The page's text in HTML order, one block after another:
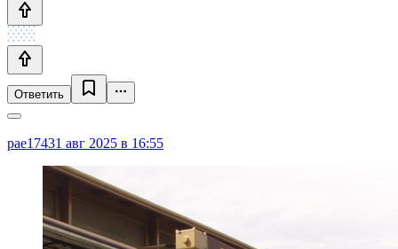
Ответить
pae17431 авг 2025 в 16:55